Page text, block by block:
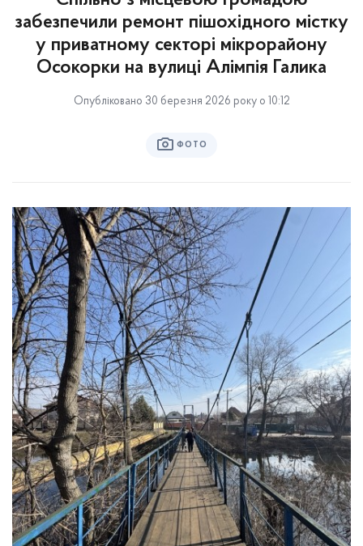
забезпечили ремонт пішохідного містку
у приватному секторі мікрорайону
Осокорки на вулиці Алімпія Галика
Опубліковано 30 березня 2026 року о 10:12
ФОТО